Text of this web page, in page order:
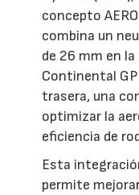
concepto
combina un
de 26 mm en
Continental
trasera, una
optimizar la
eficiencia de
Esta
permite